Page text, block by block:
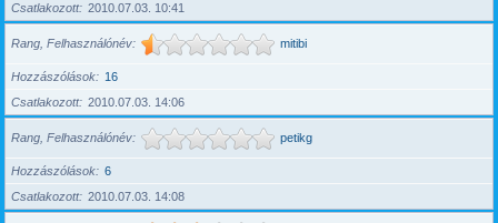
Csatlakozott
2010.07.03. 10:41
Rang, Felhasználónév mitibi
Hozzászólások
16
Csatlakozott
2010.07.03. 14:06
Rang, Felhasználónév petikg
Hozzászólások
6
Csatlakozott
2010.07.03. 14:08